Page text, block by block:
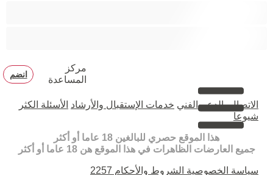
مركز
المساعدة
انضم
الاتصال بالدعم الفني خدمات الإستقبال والأرشاد الأسئلة الكثر
شيوعا
هذا الموقع حصري للبالغين 18 عاما أو أكثر
جميع العارضات الظاهرات في هذا الموقع هن 18 عاما أو أكثر
سياسة الخصوصية الشروط والأحكام 2257